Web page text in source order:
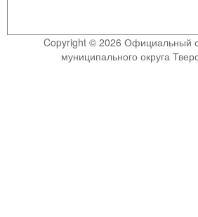
Copyright © 2026 Официальный
муниципального округа